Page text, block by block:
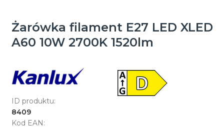
Żarówka filament E27 LED XLED
A60 10W 2700K 1520lm
ID produktu:
8409
Kod EAN: